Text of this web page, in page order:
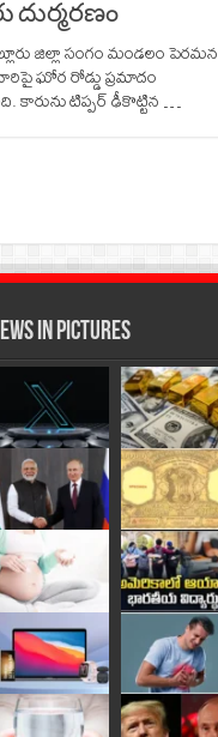
దుర్మరణం
జిల్లా సంగం మండలం పెరమన
ఘోర రోడ్డు ప్రమాదం
కారును టిప్పర్‌ ఢీకొట్టిన …
in Pictures